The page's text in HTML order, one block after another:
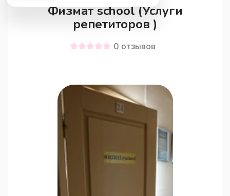
Физмат school (Услуги
репетиторов )
0 отзывов